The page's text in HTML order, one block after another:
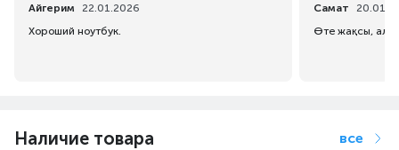
Айгерим
22.01.2026
Хороший ноутбук.
Самат
Өте жақсы,
Наличие товара все